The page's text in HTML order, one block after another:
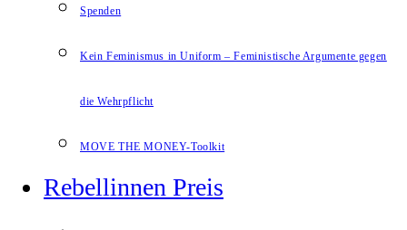
Spenden
Kein Feminismus in Uniform – Feministische Argumente gegen
die Wehrpflicht
MOVE THE MONEY-Toolkit
Rebellinnen Preis